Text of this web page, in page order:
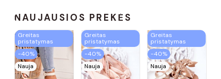
NAUJAUSIOS PREKĖS
Greitas
pristatymas
−40%
Nauja
Greitas
pristatymas
−40%
Nauja
Greitas
pristatymas
−40%
Nauja